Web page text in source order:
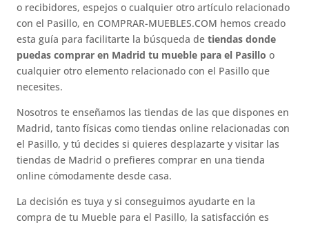
o recibidores, espejos o cualquier otro artículo relacionado
con el Pasillo, en COMPRAR-MUEBLES.COM hemos creado
esta guía para facilitarte la búsqueda detiendas donde
puedas comprar en Madrid tu mueble para el Pasilloo
cualquier otro elemento relacionado con el Pasillo que
necesites.
Nosotros te enseñamos las tiendas de las que dispones en
Madrid, tanto físicas como tiendas online relacionadas con
el Pasillo, y tú decides si quieres desplazarte y visitar las
tiendas de Madrid o prefieres comprar en una tienda
online cómodamente desde casa.
La decisión es tuya y si conseguimos ayudarte en la
compra de tu Mueble para el Pasillo, la satisfacción es